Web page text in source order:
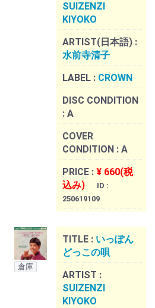
SUIZENZI
KIYOKO
ARTIST(日本語) :
水前寺清子
LABEL : CROWN
DISC CONDITION
: A
COVER
CONDITION : A
PRICE : ¥ 660(税
込み)
ID :
250619109
倉庫
TITLE : いっぽん
どっこの唄
ARTIST :
SUIZENZI
KIYOKO